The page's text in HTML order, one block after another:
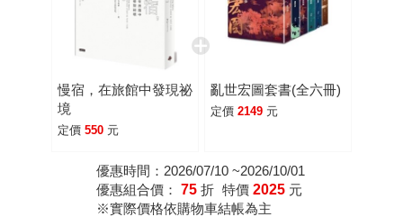
慢宿，在旅館中發現祕
境
定價 550 元
亂世宏圖套書(全六冊)
定價 2149 元
優惠時間：2026/07/10 ~2026/10/01
優惠組合價： 75 折 特價 2025 元
※實際價格依購物車結帳為主